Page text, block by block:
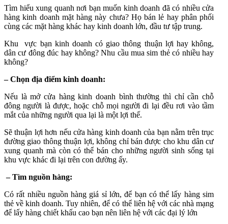
Tìm hiểu xung quanh nơi bạn muốn kinh doanh đã có nhiều cửa
hàng kinh doanh mặt hàng này chưa? Họ bán lẻ hay phân phối
cùng các mặt hàng khác hay kinh doanh lớn, đầu tư tập trung.
Khu vực bạn kinh doanh có giao thông thuận lợi hay không,
dân cư đông đúc hay không? Nhu cầu mua sim thẻ có nhiều hay
không?
– Chọn địa điểm kinh doanh:
Nếu là mở cửa hàng kinh doanh bình thường thì chỉ cần chỗ
đông người là được, hoặc chỗ mọi người đi lại đều rơi vào tầm
mắt của những người qua lại là một lợi thế.
Sẽ thuận lợi hơn nếu cửa hàng kinh doanh của bạn nằm trên trục
đường giao thông thuận lợi, không chỉ bán được cho khu dân cư
xung quanh mà còn có thể bán cho những người sinh sống tại
khu vực khác đi lại trên con đường ấy.
– Tìm nguồn hàng:
Có rất nhiều nguồn hàng giá sỉ lớn, để bạn có thể lấy hàng sim
thẻ về kinh doanh. Tuy nhiên, để có thể liên hệ với các nhà mạng
để lấy hàng chiết khấu cao bạn nên liên hệ với các đại lý lớn